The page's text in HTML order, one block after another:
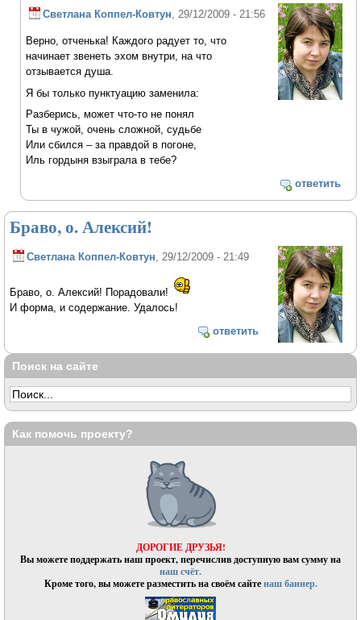
Светлана Коппел-Ковтун, 29/12/2009 - 21:56
Верно, отченька! Каждого радует то, что
начинает звенеть эхом внутри, на что
отзывается душа.
Я бы только пунктуацию заменила:
Разберись, может что-то не понял
Ты в чужой, очень сложной, судьбе
Или сбился – за правдой в погоне,
Иль гордыня взыграла в тебе?
ответить
Браво, о. Алексий!
Светлана Коппел-Ковтун, 29/12/2009 - 21:49
Браво, о. Алексий! Порадовали!
И форма, и содержание. Удалось!
ответить
Поиск на сайте
Как помочь проекту?
ДОРОГИЕ ДРУЗЬЯ!
Вы можете поддержать наш проект, перечислив доступную вам сумму на
наш счёт.
Кроме того, вы можете разместить на своём сайтенаш баннер.